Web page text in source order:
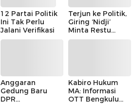
12 Partai Politik
Ini Tak Perlu
Jalani Verifikasi
Terjun ke Politik,
Giring ‘Nidji’
Minta Restu
Keluarga
Anggaran
Gedung Baru
DPR
Kabiro Hukum
MA: Informasi
OTT Bengkulu